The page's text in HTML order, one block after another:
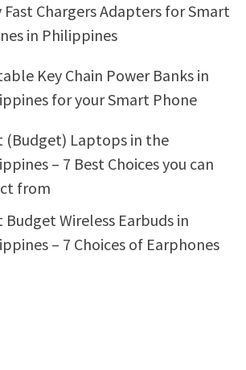
Fast Chargers Adapters for Smart
in Philippines
Key Chain Power Banks in
for your Smart Phone
(Budget) Laptops in the
– 7 Best Choices you can
from
Budget Wireless Earbuds in
– 7 Choices of Earphones